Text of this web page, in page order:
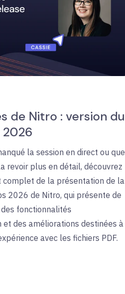
de Nitro : version du
la session en direct ou que
revoir plus en détail, découvrez
de la présentation de la
2026 de Nitro, qui présente de
fonctionnalités
des améliorations destinées à
avec les fichiers PDF.